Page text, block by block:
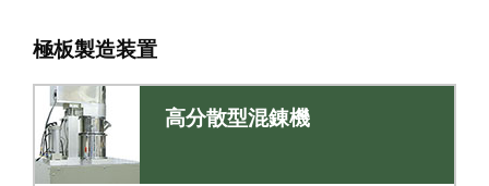
極板製造装置
高分散型混錬機